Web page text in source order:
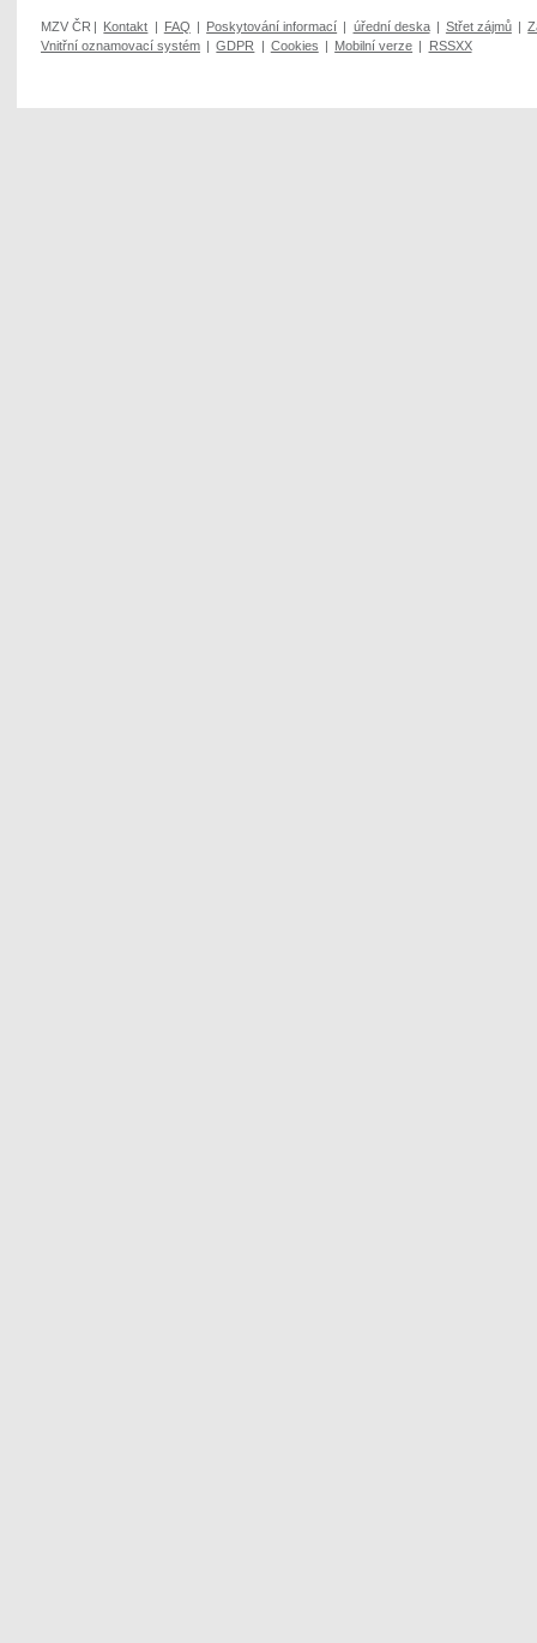
MZV ČR | Kontakt | FAQ | Poskytování informací | úřední deska | Střet zájmů |
Vnitřní oznamovací systém | GDPR | Cookies | Mobilní verze | RSSXX